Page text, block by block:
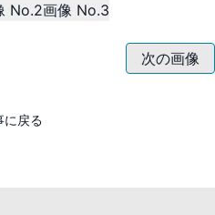
No.2画像 No.3
次の画像
に戻る